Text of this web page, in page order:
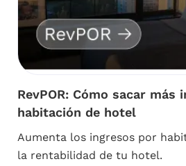
RevPOR: Cómo sacar más
habitación de hotel
Aumenta los ingresos por
la rentabilidad de tu hotel.